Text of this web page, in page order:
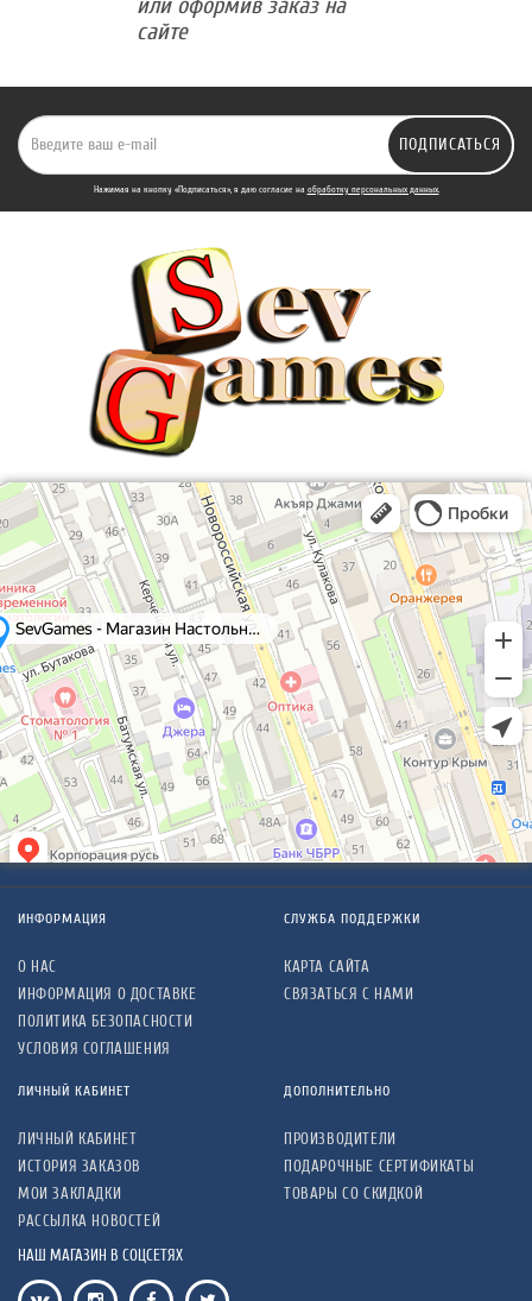
сайте
ПОДПИСАТЬСЯ
Нажимая на кнопку «Подписаться», я даю cогласие на обработку персональных данных.
ИНФОРМАЦИЯ
О НАС
ИНФОРМАЦИЯ О ДОСТАВКЕ
ПОЛИТИКА БЕЗОПАСНОСТИ
УСЛОВИЯ СОГЛАШЕНИЯ
СЛУЖБА ПОДДЕРЖКИ
КАРТА САЙТА
СВЯЗАТЬСЯ С НАМИ
ЛИЧНЫЙ КАБИНЕТ
ЛИЧНЫЙ КАБИНЕТ
ИСТОРИЯ ЗАКАЗОВ
МОИ ЗАКЛАДКИ
РАССЫЛКА НОВОСТЕЙ
ДОПОЛНИТЕЛЬНО
ПРОИЗВОДИТЕЛИ
ПОДАРОЧНЫЕ СЕРТИФИКАТЫ
ТОВАРЫ СО СКИДКОЙ
НАШ МАГАЗИН В СОЦСЕТЯХ